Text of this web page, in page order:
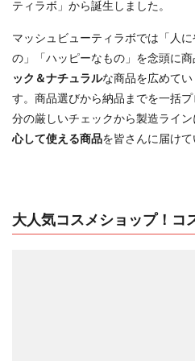
ティラボ」から誕生しました。
マッシュビューティラボでは「人
の」「ハッピーなもの」を念頭に商
ック＆ナチュラルな商品を広めて
す。商品選びから納品までを一括
分の厳しいチェックから製造ライ
心して使える商品を皆さんに届けて
大人気コスメショップ！コ